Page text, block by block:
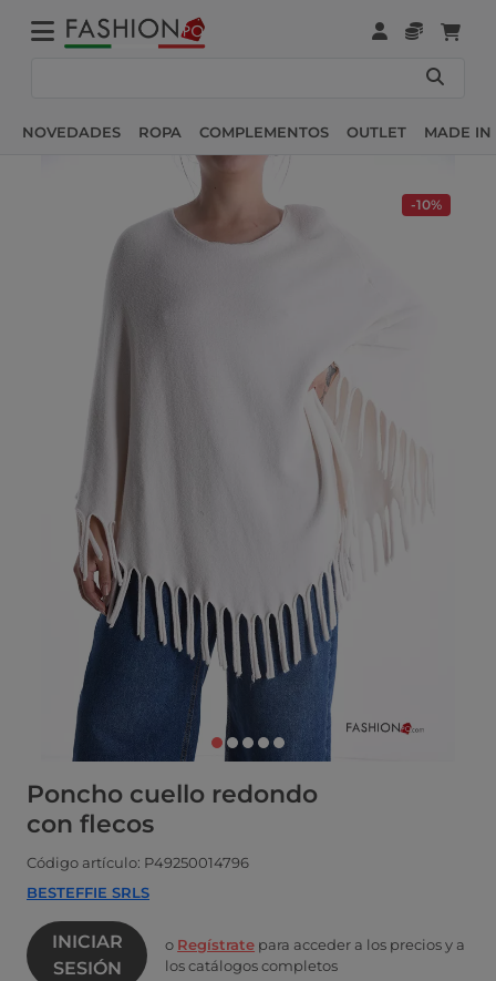
NOVEDADES ROPA COMPLEMENTOS OUTLET MADE IN
-10%
Poncho cuello redondo
con flecos
Código artículo: P49250014796
BESTEFFIE SRLS
INICIAR
SESIÓN
o Regístrate para acceder a los precios y a
los catálogos completos